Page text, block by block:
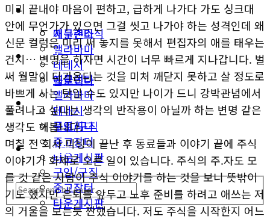
동남부
애틀랜타
앨라바마
테네시
플로리다
생활안내
구인/구직
중고장터
타운게시판
미국뉴스
지구촌소식
동남부
애틀랜타
앨라바마
테네시
플로리다
생활안내
구인/구직
중고장터
타운게시판
미리 끝내야 마음이 편하고, 급하게 나가다 가도 싱크대
안에 무언가가 있으면 그걸 씻고 나가야 하는 성격인데 왜
신문 컬럼은 미리 써 놓지를 못해서 편집자의 애를 태우는
건지… 변명을 하자면 시간이 너무 빠르게 지나갑니다. 벌
써 월말이 다가온다는 것을 미처 깨닫지 못하고 살 정도로
바쁘게 사는 탓일 수도 있지만 나이가 드니 강박관념에서
풀려나고 싶다는 생각의 반작용이 아닐까 하는 변명 같은
생각도 해봅니다.
며칠 전 회사 미팅이 끝난 후 동료들과 이야기 끝에 주식
이야기가 화제로 오른 일이 있습니다. 주식의 주.자도 모
를 것 같은 사람이 주식 이야기를 하는 것을 보니 뜻밖이
기도 했지만 은퇴를 앞두고 노후 준비를 하려고 애쓰는 저
의 거울을 보는듯 짠했습니다. 저도 주식을 시작한지 어느